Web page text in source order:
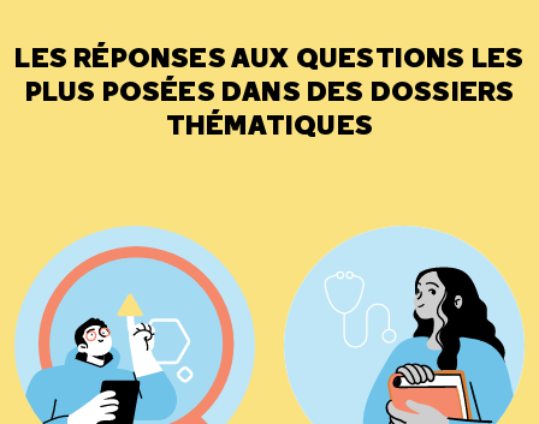
LES RÉPONSES AUX QUESTIONS LES
PLUS POSÉES DANS DES DOSSIERS
THÉMATIQUES